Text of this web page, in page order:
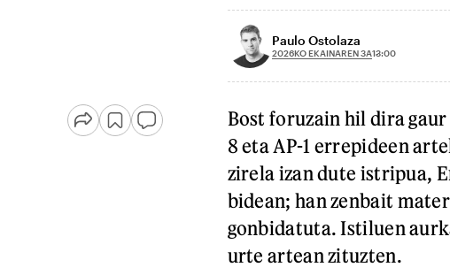
Paulo Ostolaza
2026KO EKAINAREN 3A13:00
Bost foruzain hil dira
8 eta AP-1 errepideen
zirela izan dute istripua,
bidean; han zenbait
gonbidatuta. Istiluen
urte artean zituzten.